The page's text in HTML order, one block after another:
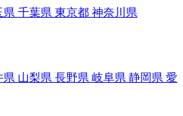
県 千葉県 東京都 神奈川県
県 山梨県 長野県 岐阜県 静岡県 愛